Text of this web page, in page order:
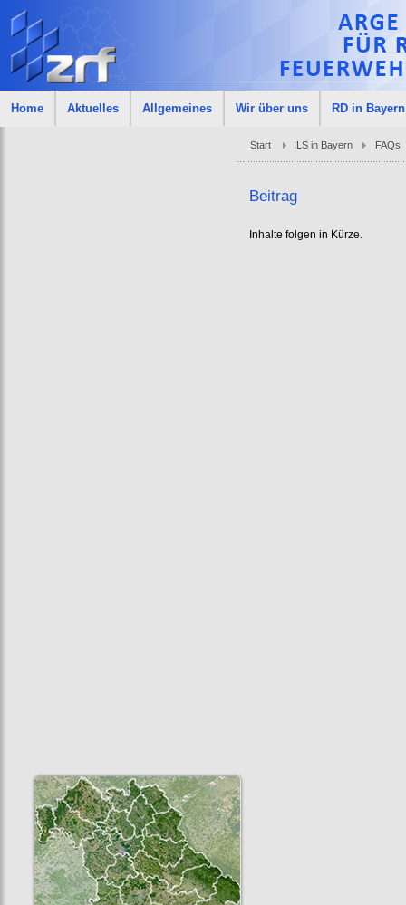
Home Aktuelles Allgemeines Wir über uns RD in Bayern
Start ILS in Bayern FAQs
Beitrag
Inhalte folgen in Kürze.